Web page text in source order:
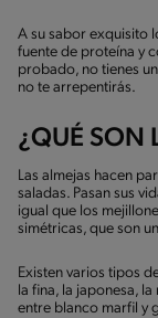
A su sabor exquisito
fuente de proteína y
probado, no tienes
no te arrepentirás.
¿QUÉ SON
Las almejas hacen
saladas. Pasan sus
igual que los
simétricas, que son
Existen varios tipos
la fina, la japonesa,
entre blanco marfil y